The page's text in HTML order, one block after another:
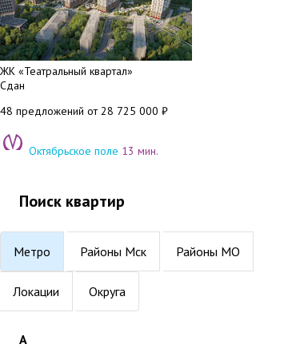
ЖК «Театральный квартал»
Сдан
48 предложений от 28 725 000 ₽
Октябрьское поле 13 мин.
Поиск квартир
Метро Районы Мск Районы МО
Локации Округа
А